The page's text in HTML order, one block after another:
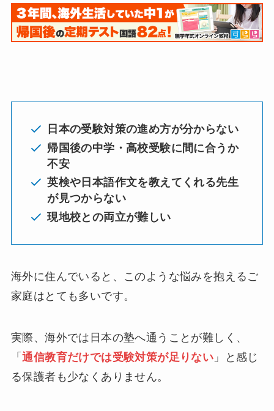
日本の受験対策の進め方が分からない
帰国後の中学・高校受験に間に合うか
不安
英検や日本語作文を教えてくれる先生
が見つからない
現地校との両立が難しい
海外に住んでいると、このような悩みを抱えるご
家庭はとても多いです。
実際、海外では日本の塾へ通うことが難しく、
「通信教育だけでは受験対策が足りない 」と感じ
る保護者も少なくありません。